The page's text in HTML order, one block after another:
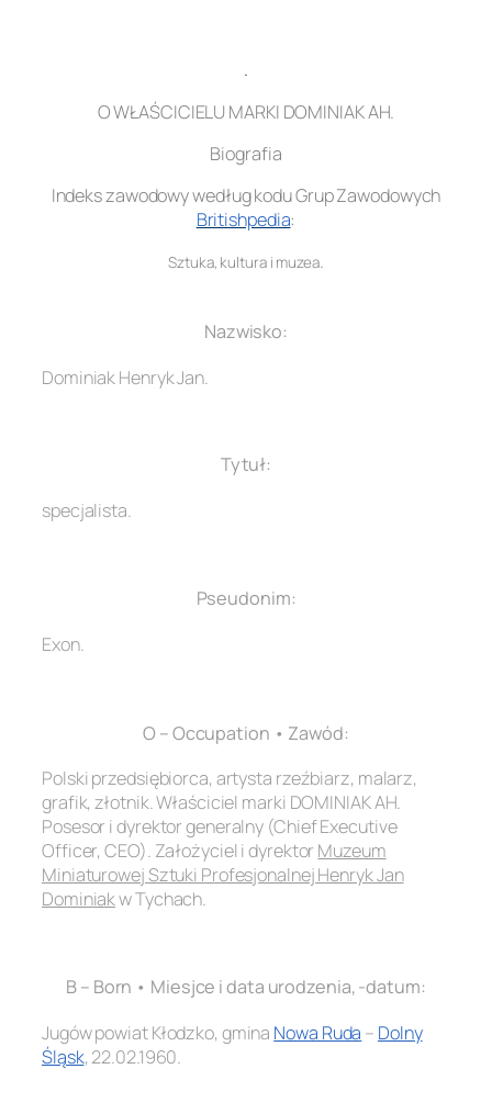
.
O WŁAŚCICIELU MARKI DOMINIAK AH.
Biografia
Indeks zawodowy według kodu Grup Zawodowych
Britishpedia:
Sztuka, kultura i muzea.
Nazwisko:
Dominiak Henryk Jan.
Tytuł:
specjalista.
Pseudonim:
Exon.
O – Occupation • Zawód:
Polski przedsiębiorca, artysta rzeźbiarz, malarz,
grafik, złotnik. Właściciel marki DOMINIAK AH.
Posesor i dyrektor generalny (Chief Executive
Officer, CEO). Założyciel i dyrektor Muzeum
Miniaturowej Sztuki Profesjonalnej Henryk Jan
Dominiakw Tychach.
B – Born • Miesjce i data urodzenia, -datum:
Jugów powiat Kłodzko, gmina Nowa Ruda – Dolny
Śląsk, 22.02.1960.